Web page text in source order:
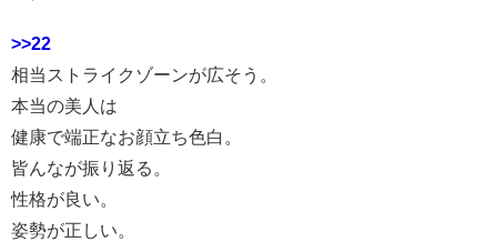
>>22
相当ストライクゾーンが広そう。
本当の美人は
健康で端正なお顔立ち色白。
皆んなが振り返る。
性格が良い。
姿勢が正しい。